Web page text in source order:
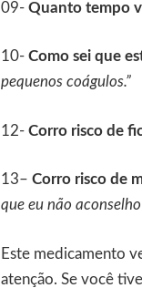
09- Quanto tempo
10- Como sei que
pequenos coágulos.”
12- Corro risco de
13– Corro risco de
que eu não aconselho
Este medicamento
atenção. Se você